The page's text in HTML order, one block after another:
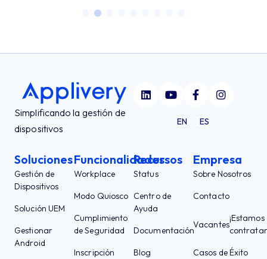
Simplificando la gestión de
dispositivos
EN ES
Soluciones
Gestión de
Dispositivos
Solución UEM
Gestionar
Android
Funcionalidades
Workplace
Modo Quiosco
Cumplimiento
de Seguridad
Inscripción
Recursos
Status
Centro de
Ayuda
Documentación
Blog
Empresa
Sobre Nosotros
Contacto
Vacantes
¡Estamos
Casos de Éxito